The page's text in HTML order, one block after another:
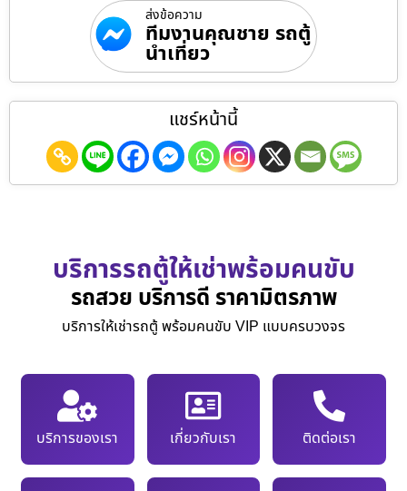
ส่งข้อความ
ทีมงานคุณชาย รถตู้
นำเที่ยว
แชร์หน้านี้
บริการรถตู้ให้เช่าพร้อมคนขับ
รถสวย บริการดี ราคามิตรภาพ
บริการให้เช่ารถตู้ พร้อมคนขับ VIP แบบครบวงจร
บริการของเรา เกี่ยวกับเรา ติดต่อเรา